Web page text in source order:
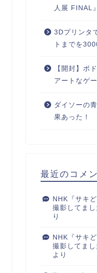
人展 FINAL
3Dプリンタ
トまでを
【開封】ボ
アートなゲ
ダイソーの
果あった！
最近のコメ
NHK『サキ
撮影してまし
り
NHK『サキ
撮影してまし
より